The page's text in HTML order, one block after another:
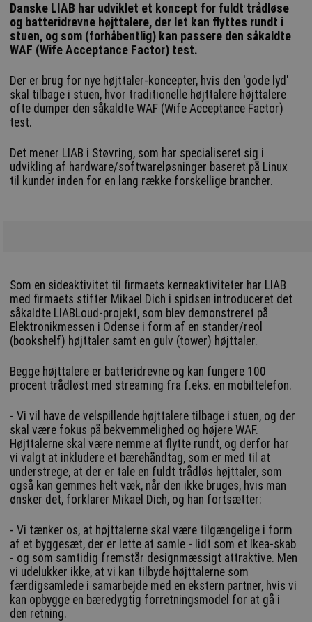
Danske LIAB har udviklet et koncept for fuldt trådløse
og batteridrevne højttalere, der let kan flyttes rundt i
stuen, og som (forhåbentlig) kan passere den såkaldte
WAF (Wife Acceptance Factor) test.
Der er brug for nye højttaler-koncepter, hvis den 'gode lyd'
skal tilbage i stuen, hvor traditionelle højttalere højttalere
ofte dumper den såkaldte WAF (Wife Acceptance Factor)
test.
Det mener LIAB i Støvring, som har specialiseret sig i
udvikling af hardware/softwareløsninger baseret på Linux
til kunder inden for en lang række forskellige brancher.
Som en sideaktivitet til firmaets kerneaktiviteter har LIAB
med firmaets stifter Mikael Dich i spidsen introduceret det
såkaldte LIABLoud-projekt, som blev demonstreret på
Elektronikmessen i Odense i form af en stander/reol
(bookshelf) højttaler samt en gulv (tower) højttaler.
Begge højttalere er batteridrevne og kan fungere 100
procent trådløst med streaming fra f.eks. en mobiltelefon.
- Vi vil have de velspillende højttalere tilbage i stuen, og der
skal være fokus på bekvemmelighed og højere WAF.
Højttalerne skal være nemme at flytte rundt, og derfor har
vi valgt at inkludere et bærehåndtag, som er med til at
understrege, at der er tale en fuldt trådløs højttaler, som
også kan gemmes helt væk, når den ikke bruges, hvis man
ønsker det, forklarer Mikael Dich, og han fortsætter:
- Vi tænker os, at højttalerne skal være tilgængelige i form
af et byggesæt, der er lette at samle - lidt som et Ikea-skab
- og som samtidig fremstår designmæssigt attraktive. Men
vi udelukker ikke, at vi kan tilbyde højttalerne som
færdigsamlede i samarbejde med en ekstern partner, hvis vi
kan opbygge en bæredygtig forretningsmodel for at gå i
den retning.